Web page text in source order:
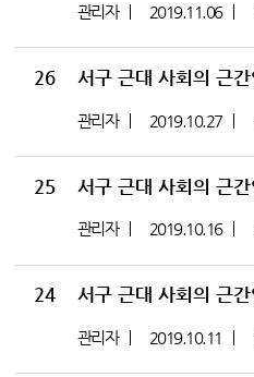
관리자 2019.11.06
26
관리자 2019.10.27
25
관리자 2019.10.16
24
관리자 2019.10.11